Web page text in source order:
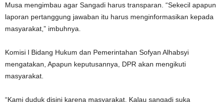
Musa mengimbau agar Sangadi harus transparan. “Sekecil apapun
laporan pertanggung jawaban itu harus menginformasikan kepada
masyarakat,” imbuhnya.
Komisi l Bidang Hukum dan Pemerintahan Sofyan Alhabsyi
mengatakan, Apapun keputusannya, DPR akan mengikuti
masyarakat.
“Kami duduk disini karena masyarakat. Kalau sangadi suka